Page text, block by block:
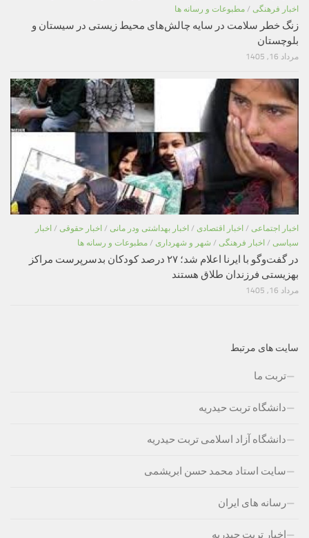
اخبار فرهنگی / مطبوعات و رسانه ها
زنگ خطر سلامت در سایه چالش‌های محیط زیستی در سیستان و
بلوچستان
مرداد 16, 1405
اخبار اجتماعی / اخبار اقتصادی / اخبار بهداشتی ودر مانی / اخبار حقوقی / اخبار
سیاسی / اخبار فرهنگی / شهر و شهرداری / مطبوعات و رسانه ها
در گفت‌وگو با ایرنا اعلام شد؛ ۲۷ درصد کودکان بدسرپرست مراکز
بهزیستی فرزندان طلاق هستند
مرداد 16, 1405
سایت های مرتبط
تربت ما
دانشگاه تربت حیدریه
دانشگاه آزاد اسلامی تربت حیدریه
سایت استاد محمد حسن ابریشمی
رسانه های ایران
اخبار تربت حیدریه